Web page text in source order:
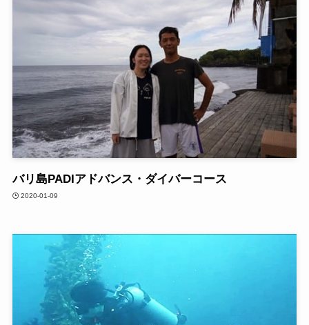
バリ島PADIアドバンス・ダイバーコース
2020-01-09